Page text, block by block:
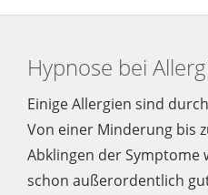
Hypnose bei
Einige Allergien sind
Von einer Minderung bis
Abklingen der Symptome
schon außerordentlich